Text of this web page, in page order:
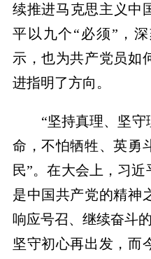
续推进马克思主义
平以九个“必须”，
示，也为共产党员如
进指明了方向。
“坚持真理、坚
命，不怕牺牲、英勇
民”。在大会上，习近
是中国共产党的精神
响应号召、继续奋斗
坚守初心再出发，而